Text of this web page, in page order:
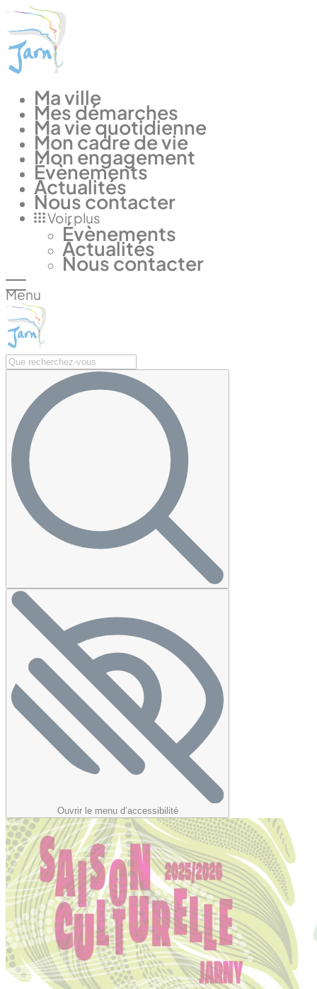
Panneau de gestion des cookies
Ma ville
Mes démarches
Ma vie quotidienne
Mon cadre de vie
Mon engagement
Évènements
Actualités
Nous contacter
Voir plus
Évènements
Actualités
Nous contacter
Menu
Ouvrir le menu d’accessibilité